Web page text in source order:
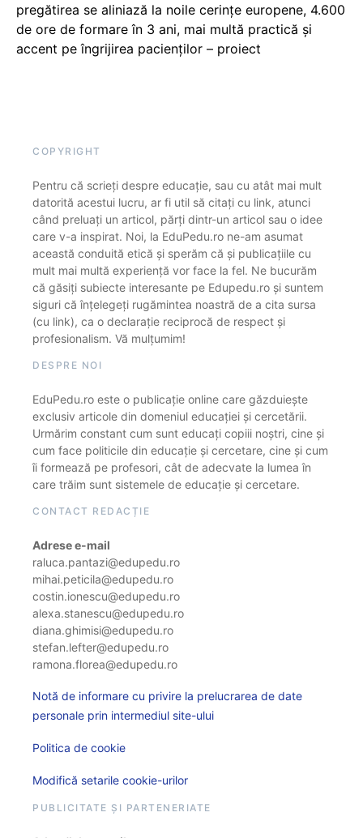
pregătirea se aliniază la noile cerințe europene, 4.600
de ore de formare în 3 ani, mai multă practică și
accent pe îngrijirea pacienților – proiect
COPYRIGHT
Pentru că scrieți despre educație, sau cu atât mai mult
datorită acestui lucru, ar fi util să citați cu link, atunci
când preluați un articol, părți dintr-un articol sau o idee
care v-a inspirat. Noi, la EduPedu.ro ne-am asumat
această conduită etică și sperăm că și publicațiile cu
mult mai multă experiență vor face la fel. Ne bucurăm
că găsiți subiecte interesante pe Edupedu.ro și suntem
siguri că înțelegeți rugămintea noastră de a cita sursa
(cu link), ca o declarație reciprocă de respect și
profesionalism. Vă mulțumim!
DESPRE NOI
EduPedu.ro este o publicație online care găzduiește
exclusiv articole din domeniul educației și cercetării.
Urmărim constant cum sunt educați copiii noștri, cine și
cum face politicile din educație și cercetare, cine și cum
îi formează pe profesori, cât de adecvate la lumea în
care trăim sunt sistemele de educație și cercetare.
CONTACT REDACȚIE
Adrese e-mail
raluca.pantazi@edupedu.ro
mihai.peticila@edupedu.ro
costin.ionescu@edupedu.ro
alexa.stanescu@edupedu.ro
diana.ghimisi@edupedu.ro
stefan.lefter@edupedu.ro
ramona.florea@edupedu.ro
Notă de informare cu privire la prelucrarea de date
personale prin intermediul site-ului
Politica de cookie
Modifică setarile cookie-urilor
PUBLICITATE ȘI PARTENERIATE